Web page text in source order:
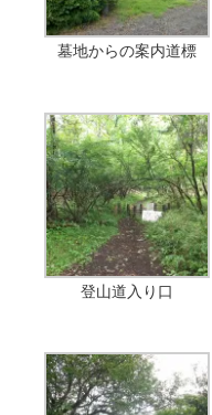
墓地からの案内道標
登山道入り口